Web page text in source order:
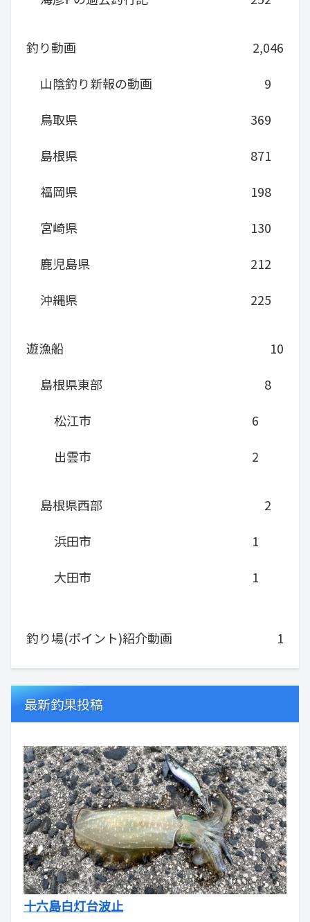
釣り動画
2,046
山陰釣り新報の動画
9
鳥取県
369
島根県
871
福岡県
198
宮崎県
130
鹿児島県
212
沖縄県
225
遊漁船
10
島根県東部
8
松江市
6
出雲市
2
島根県西部
2
浜田市
1
大田市
1
釣り場(ポイント)紹介動画 1
最新釣果投稿
十六島白灯台波止